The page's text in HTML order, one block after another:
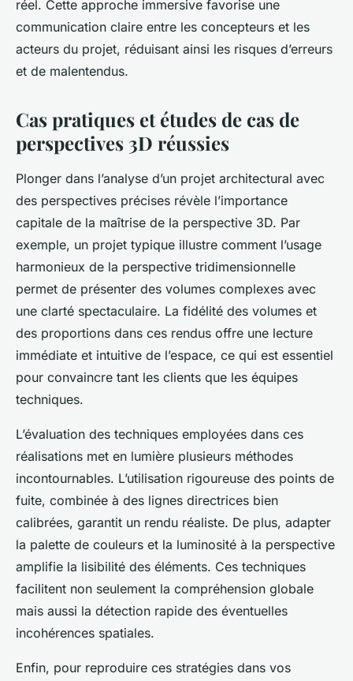
réel. Cette approche immersive favorise une
communication claire entre les concepteurs et les
acteurs du projet, réduisant ainsi les risques d’erreurs
et de malentendus.
Cas pratiques et études de cas de
perspectives 3D réussies
Plonger dans l’analyse d’un projet architectural avec
des perspectives précises révèle l’importance
capitale de la maîtrise de la perspective 3D. Par
exemple, un projet typique illustre comment l’usage
harmonieux de la perspective tridimensionnelle
permet de présenter des volumes complexes avec
une clarté spectaculaire. La fidélité des volumes et
des proportions dans ces rendus offre une lecture
immédiate et intuitive de l’espace, ce qui est essentiel
pour convaincre tant les clients que les équipes
techniques.
L’évaluation des techniques employées dans ces
réalisations met en lumière plusieurs méthodes
incontournables. L’utilisation rigoureuse des points de
fuite, combinée à des lignes directrices bien
calibrées, garantit un rendu réaliste. De plus, adapter
la palette de couleurs et la luminosité à la perspective
amplifie la lisibilité des éléments. Ces techniques
facilitent non seulement la compréhension globale
mais aussi la détection rapide des éventuelles
incohérences spatiales.
Enfin, pour reproduire ces stratégies dans vos